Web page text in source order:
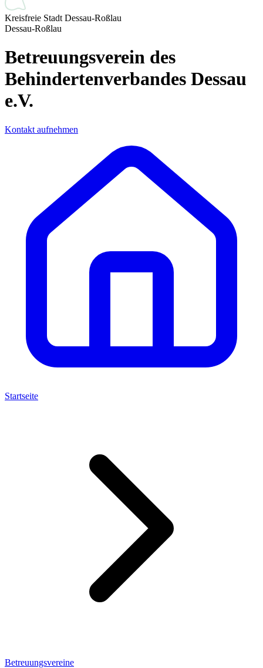
Kreisfreie Stadt Dessau-Roßlau
Dessau-Roßlau
Betreuungsverein des
Behindertenverbandes Dessau
e.V.
Kontakt aufnehmen
Startseite
Betreuungsvereine